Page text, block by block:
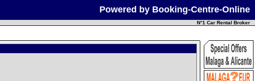
Powered by Booking-Centre-Online
N°1 Car Rental Broker